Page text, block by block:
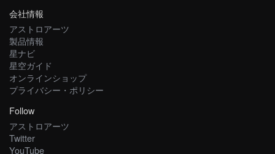
会社情報
アストロアーツ
製品情報
星ナビ
星空ガイド
オンラインショップ
プライバシー・ポリシー
Follow
アストロアーツ
Twitter
YouTube